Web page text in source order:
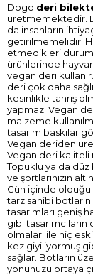
Dogo deri
üretmemektedir.
da insanların
getirilmemelidir.
etmedikleri
ürünlerinde
vegan deri
deri çok daha
kesinlikle tahriş
yapmaz. Vegan
malzeme
tasarım baskılar
Vegan deriden
Vegan deri kaliteli
Topuklu ya da düz
ve şortlarınızın
Gün içinde olduğu
tarz sahibi
tasarımları geniş
gibi tasarımcıların
olmaları ile hiç
kez giyiliyormuş
sağlar. Botların
yönünüzü ortaya